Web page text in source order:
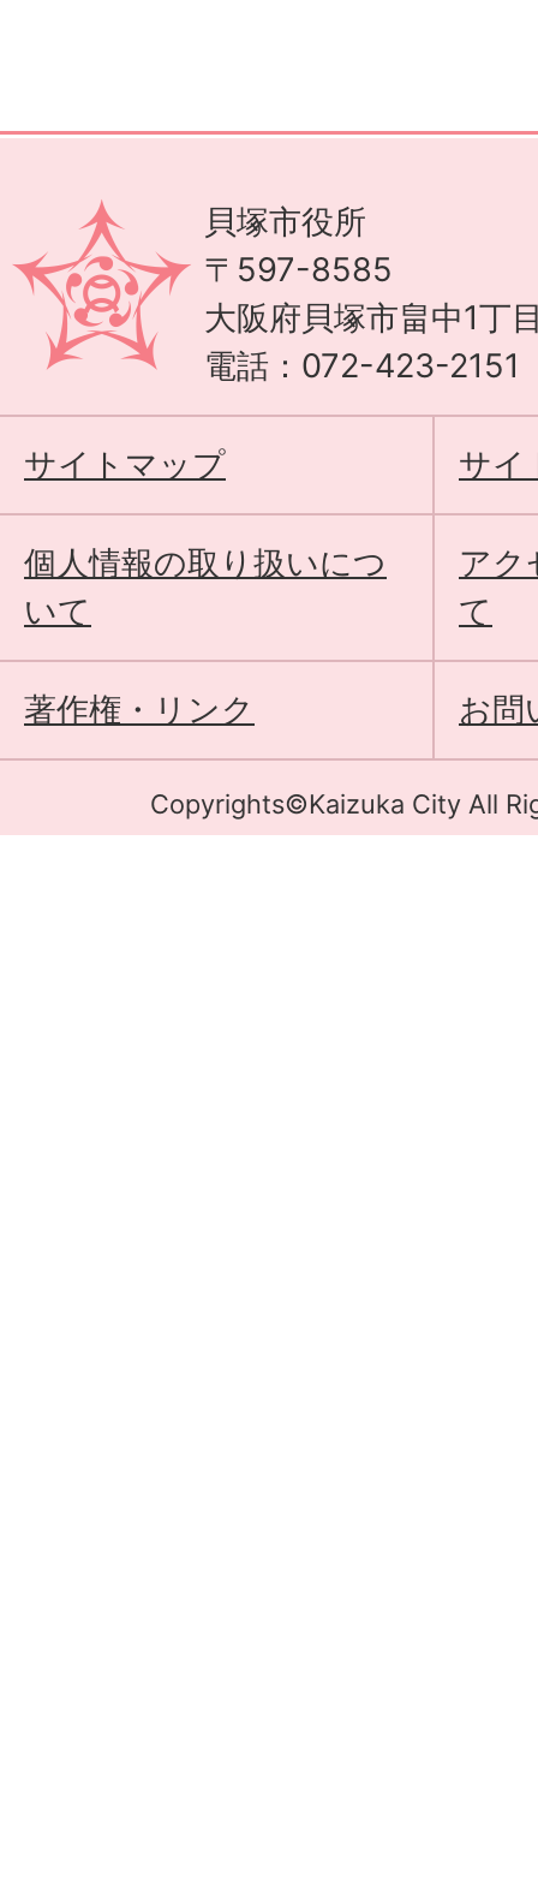
貝塚市役所
〒597-8585
大阪府貝塚市畠中1丁
電話：072-423-2151
サイトマップ サイ
個人情報の取り扱いにつ
いて
アク
て
著作権・リンク お問
Copyrights©Kaizuka City All